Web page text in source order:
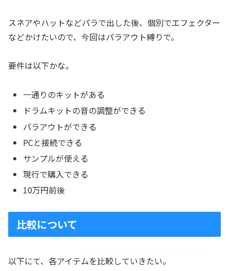
スネアやハットなどパラで出した後、個別でエフェクター
などかけたいので、今回はパラアウト縛りで。
要件は以下かな。
一通りのキットがある
ドラムキットの音の調整ができる
パラアウトができる
PCと接続できる
サンプルが使える
現行で購入できる
10万円前後
比較について
以下にて、各アイテムを比較していきたい。